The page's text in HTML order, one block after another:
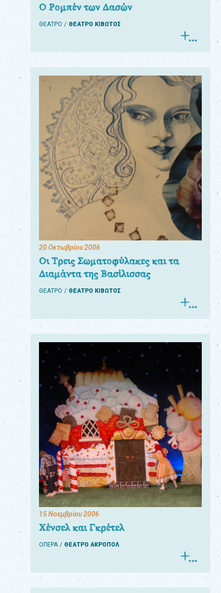
Ο Ρομπέν των Δασών
ΘΕΑΤΡΟ ΘΕΑΤΡΟ ΚΙΒΩΤΟΣ
20 Οκτωβρίου 2006
Οι Τρεις Σωματοφύλακες και τα
Διαμάντα της Βασίλισσας
ΘΕΑΤΡΟ ΘΕΑΤΡΟ ΚΙΒΩΤΟΣ
15 Νοεμβρίου 2006
Χένσελ και Γκρέτελ
ΟΠΕΡΑ ΘΕΑΤΡΟ ΑΚΡΟΠΟΛ